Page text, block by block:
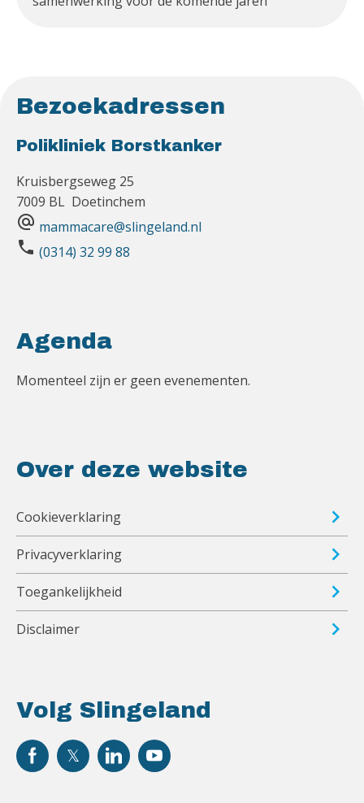
Bezoekadressen
Polikliniek Borstkanker
Kruisbergseweg 25
7009 BL Doetinchem
alternate_email mammacare@slingeland.nl
phone (0314) 32 99 88
Volg Slingeland
Agenda
Momenteel zijn er geen evenementen.
Over deze website
Cookieverklaring
Privacyverklaring
Toegankelijkheid
Disclaimer